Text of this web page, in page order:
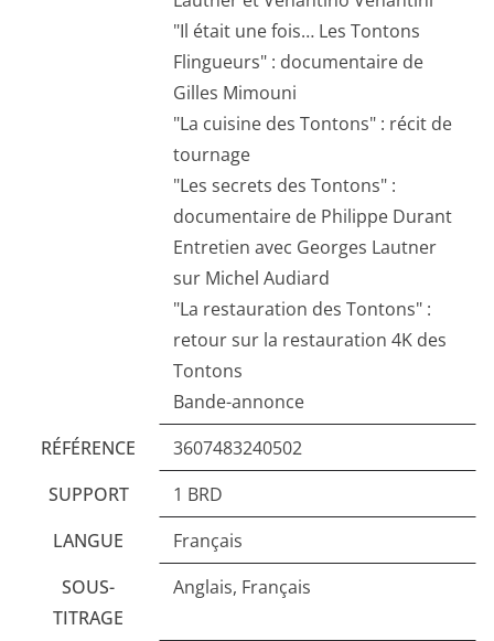
"Il était une fois… Les Tontons
Flingueurs" : documentaire de
Gilles Mimouni
"La cuisine des Tontons" : récit de
tournage
"Les secrets des Tontons" :
documentaire de Philippe Durant
Entretien avec Georges Lautner
sur Michel Audiard
"La restauration des Tontons" :
retour sur la restauration 4K des
Tontons
Bande-annonce
RÉFÉRENCE
3607483240502
SUPPORT
1 BRD
LANGUE
Français
SOUS-
TITRAGE
Anglais, Français